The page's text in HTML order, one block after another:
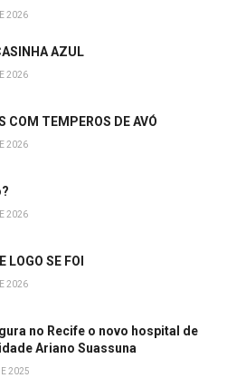
2026
AZUL
2026
COM TEMPEROS DE AVÓ
2026
2026
LOGO SE FOI
2026
no Recife o novo hospital de
Ariano Suassuna
2025